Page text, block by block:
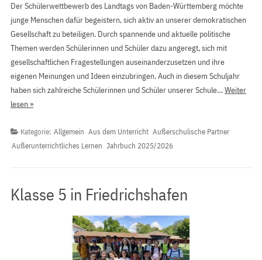
Der Schülerwettbewerb des Landtags von Baden-Württemberg möchte
junge Menschen dafür begeistern, sich aktiv an unserer demokratischen
Gesellschaft zu beteiligen. Durch spannende und aktuelle politische
Themen werden Schülerinnen und Schüler dazu angeregt, sich mit
gesellschaftlichen Fragestellungen auseinanderzusetzen und ihre
eigenen Meinungen und Ideen einzubringen. Auch in diesem Schuljahr
haben sich zahlreiche Schülerinnen und Schüler unserer Schule…Weiter
lesen »
Kategorie: Allgemein Aus dem Unterricht Außerschulische Partner
Außerunterrichtliches Lernen Jahrbuch 2025/2026
Klasse 5 in Friedrichshafen